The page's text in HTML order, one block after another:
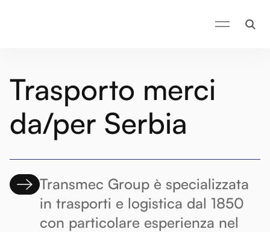
Trasporto merci
da/per Serbia
Transmec Group è specializzata
in trasporti e logistica dal 1850
con particolare esperienza nel